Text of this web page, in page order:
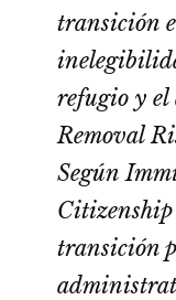
transición
refugio y el
Removal
Según
transición